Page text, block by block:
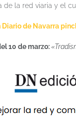
de la red viaria y el
de Navarra
10 de marzo: